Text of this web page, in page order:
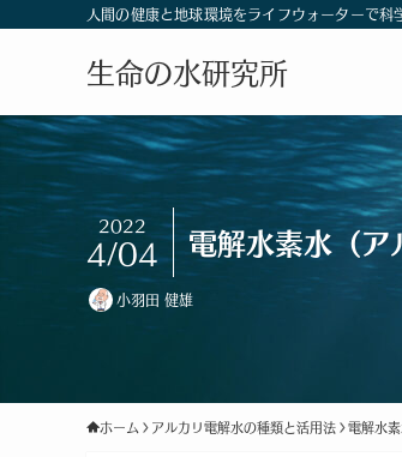
人間の健康と地球環境をライフウォーターで科
生命の水研究所
電解水素水（
2022
4/04
小羽田 健雄
ホーム アルカリ電解水の種類と活用法 電解水